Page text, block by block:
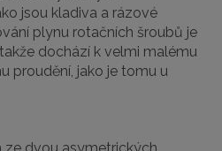
jsou kladiva a rázové
plynu rotačních šroubů je
dochází k velmi malému
proudění, jako je tomu u